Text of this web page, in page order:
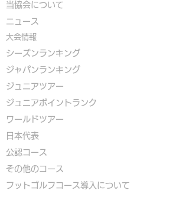
​当協会について
​ニュース
大会情報
シーズンランキング
ジャパンランキング
ジュニアツアー
ジュニアポイントランク
​ワールドツアー
​​日本代表
公認コース
​その他のコース
​ フットゴルフコース導入について